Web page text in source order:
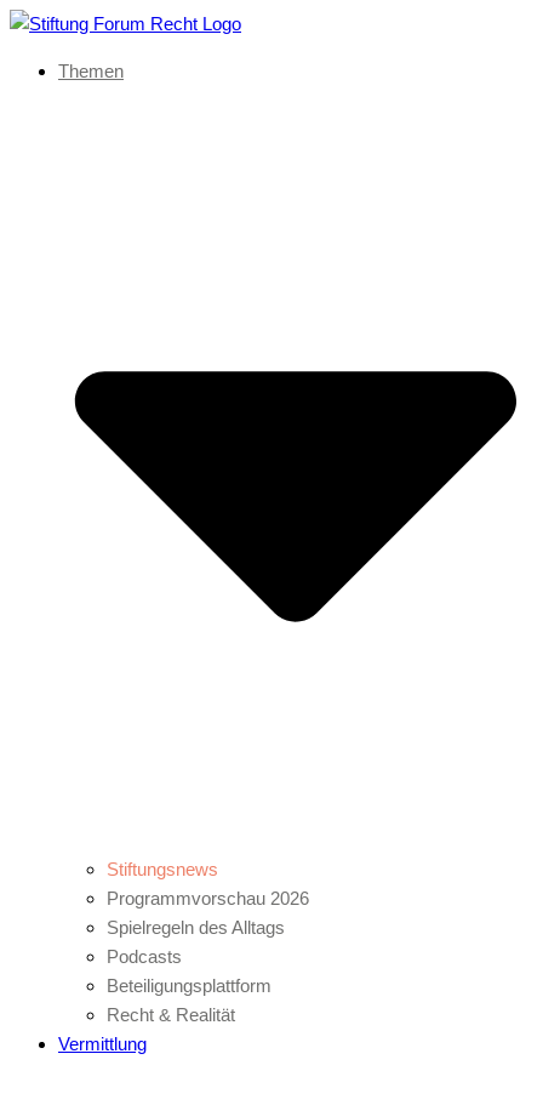
Themen
Stiftungsnews
Programmvorschau 2026
Spielregeln des Alltags
Podcasts
Beteiligungsplattform
Recht & Realität
Vermittlung